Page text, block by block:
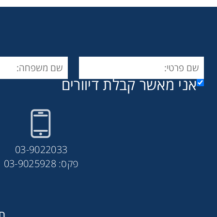
אני מאשר קבלת דיוורים
03-9022033
פקס: 03-9025928